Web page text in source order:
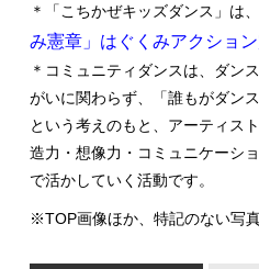
＊「こちかぜキッズダンス」は、
み憲章」はぐくみアクショ
＊コミュニティダンスは、ダン
がいに関わらず、「誰もがダン
という考えのもと、アーティス
造力・想像力・コミュニケーシ
で活かしていく活動です。
※TOP画像ほか、特記のない写